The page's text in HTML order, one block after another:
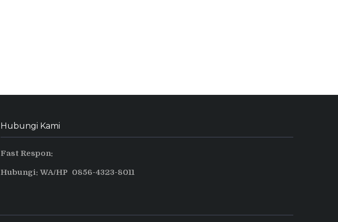
Hubungi Kami
Fast Respon:
Hubungi: WA/HP 0856-4323-8011